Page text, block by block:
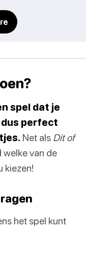
spel dat je
perfect
Net als Dit of
van de
kiezen!
het spel kunt